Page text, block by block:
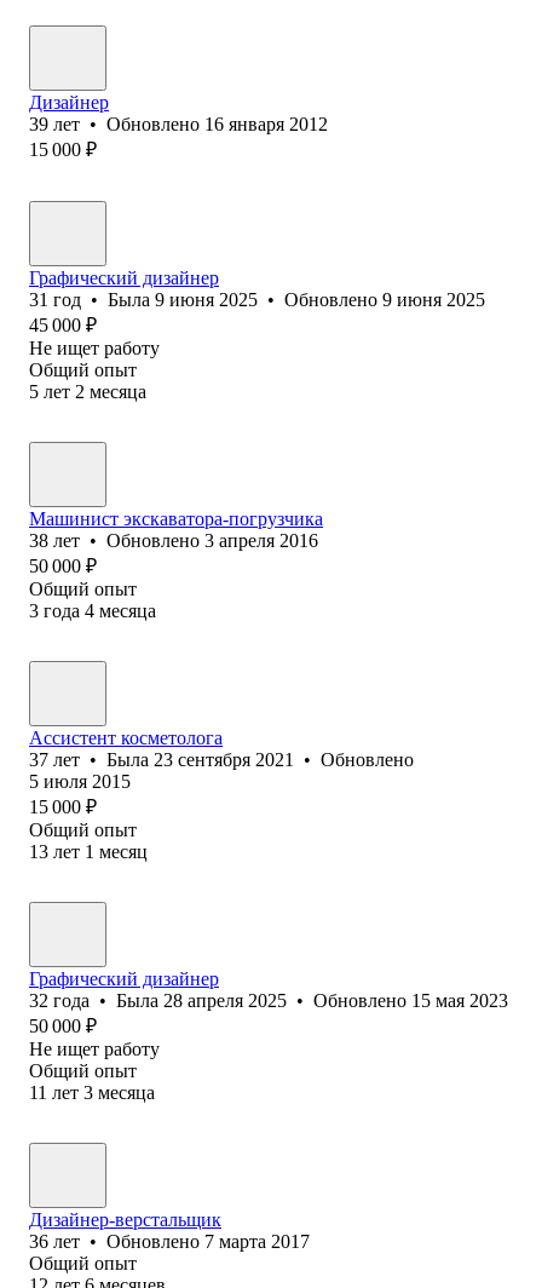
Дизайнер
39 лет • Обновлено 16 января 2012
15 000 ₽
Графический дизайнер
31 год • Была 9 июня 2025 • Обновлено 9 июня 2025
45 000 ₽
Не ищет работу
Общий опыт
5 лет 2 месяца
Машинист экскаватора-погрузчика
38 лет • Обновлено 3 апреля 2016
50 000 ₽
Общий опыт
3 года 4 месяца
Ассистент косметолога
37 лет • Была 23 сентября 2021 • Обновлено
5 июля 2015
15 000 ₽
Общий опыт
13 лет 1 месяц
Графический дизайнер
32 года • Была 28 апреля 2025 • Обновлено 15 мая 2023
50 000 ₽
Не ищет работу
Общий опыт
11 лет 3 месяца
Дизайнер-верстальщик
36 лет • Обновлено 7 марта 2017
Общий опыт